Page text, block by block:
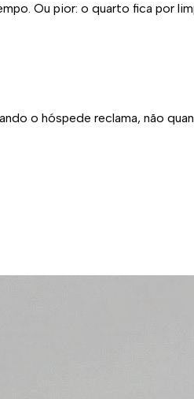
Ou pior: o quarto fica por
o hóspede reclama, não